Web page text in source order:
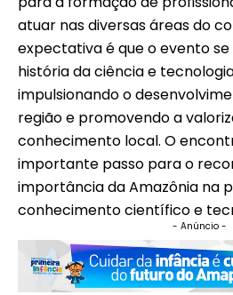
atuar nas diversas áreas do
expectativa é que o evento
história da ciência e
impulsionando o
região e promovendo a
conhecimento local. O
importante passo para o
importância da Amazônia na
conhecimento científico e
- Anúncio -